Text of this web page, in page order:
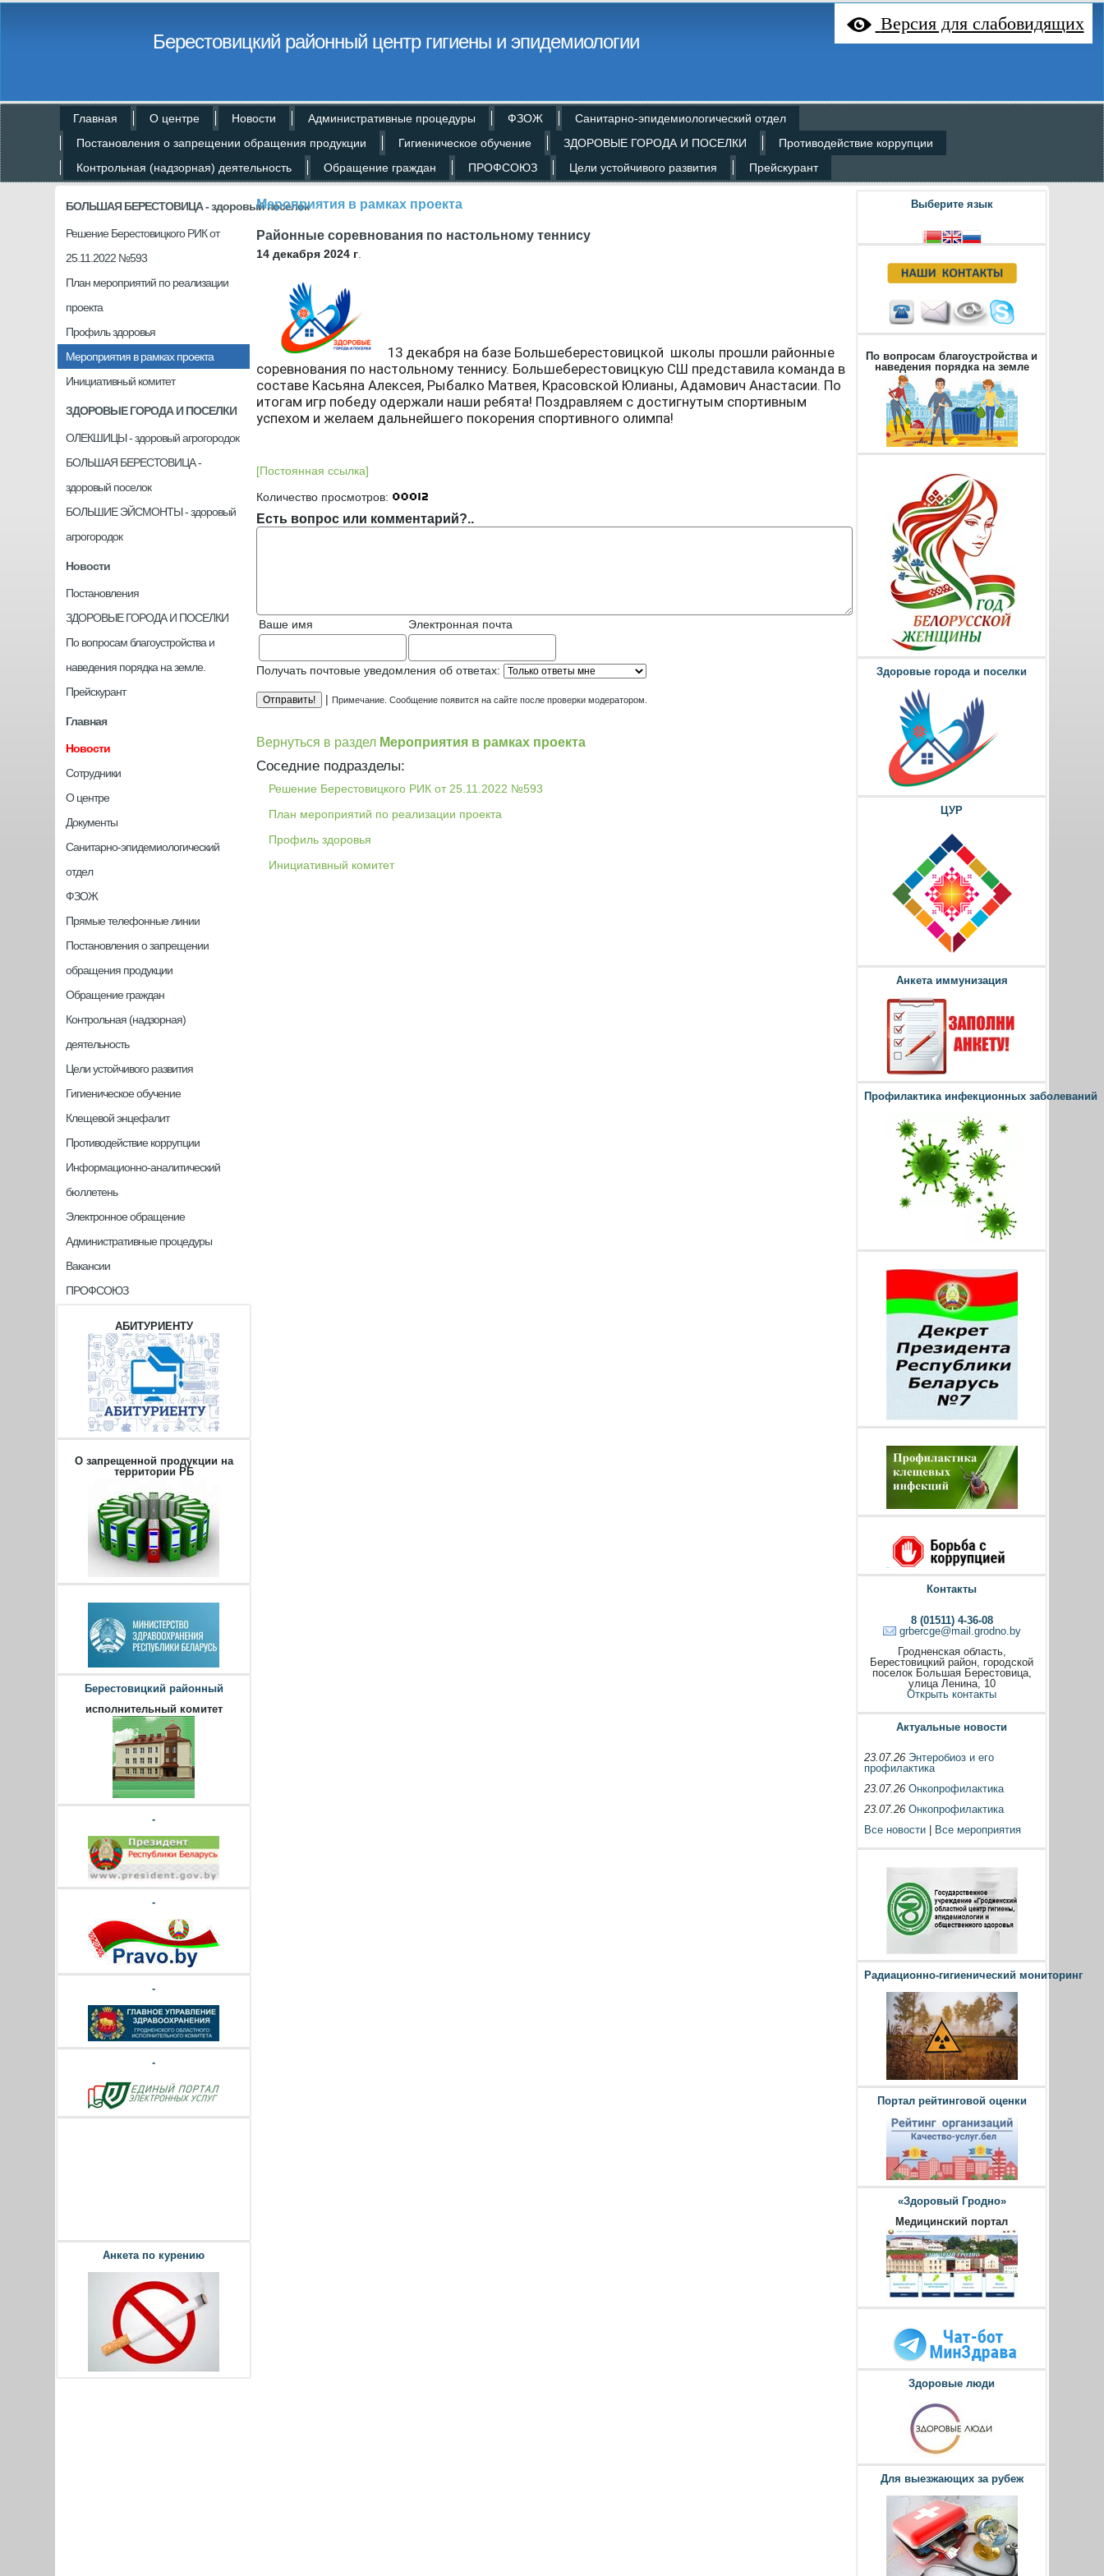
Версия для слабовидящих
Берестовицкий районный центр гигиены и эпидемиологии
Главная О центре Новости Административные процедуры ФЗОЖ
Санитарно-эпидемиологический отдел
Постановления о запрещении обращения продукции
Гигиеническое обучение ЗДОРОВЫЕ ГОРОДА И ПОСЕЛКИ
Противодействие коррупции
Контрольная (надзорная) деятельность
Обращение граждан ПРОФСОЮЗ Цели устойчивого развития Прейскурант
БОЛЬШАЯ БЕРЕСТОВИЦА - здоровый поселок
Решение Берестовицкого РИК от
25.11.2022 №593
План мероприятий по реализации
проекта
Профиль здоровья
Мероприятия в рамках проекта
Инициативный комитет
ЗДОРОВЫЕ ГОРОДА И ПОСЕЛКИ
ОЛЕКШИЦЫ - здоровый агрогородок
БОЛЬШАЯ БЕРЕСТОВИЦА -
здоровый поселок
БОЛЬШИЕ ЭЙСМОНТЫ - здоровый
агрогородок
Новости
Постановления
ЗДОРОВЫЕ ГОРОДА И ПОСЕЛКИ
По вопросам благоустройства и
наведения порядка на земле.
Прейскурант
Главная
Новости
Сотрудники
О центре
Документы
Санитарно-эпидемиологический
отдел
ФЗОЖ
Прямые телефонные линии
Постановления о запрещении
обращения продукции
Обращение граждан
Контрольная (надзорная)
деятельность
Цели устойчивого развития
Гигиеническое обучение
Клещевой энцефалит
Противодействие коррупции
Информационно-аналитический
бюллетень
Электронное обращение
Административные процедуры
Вакансии
ПРОФСОЮЗ
АБИТУРИЕНТУ
О запрещенной продукции на
территории РБ
Берестовицкий районный
исполнительный комитет
-
-
-
-
Анкета по курению
Мероприятия в рамках проекта
Районные соревнования по настольному теннису
14 декабря 2024 г
13 декабря на базе Большеберестовицкой школы прошли районные
соревнования по настольному теннису. Большеберестовицкую СШ представила команда в
составе Касьяна Алексея, Рыбалко Матвея, Красовской Юлианы, Адамович Анастасии. По
итогам игр победу одержали наши ребята! Поздравляем с достигнутым спортивным
успехом и желаем дальнейшего покорения спортивного олимпа!
[Постоянная ссылка]
Количество просмотров:
Есть вопрос или комментарий?..
Ваше имя Электронная почта
Получать почтовые уведомления об ответах:
|Примечание. Сообщение появится на сайте после проверки модератором.
Вернуться в раздел Мероприятия в рамках проекта
Соседние подразделы:
Решение Берестовицкого РИК от 25.11.2022 №593
План мероприятий по реализации проекта
Профиль здоровья
Инициативный комитет
Выберите язык
По вопросам благоустройства и
наведения порядка на земле
Здоровые города и поселки
ЦУР
Анкета иммунизация
Профилактика инфекционных заболеваний
Контакты
8 (01511) 4-36-08
grbercge@mail.grodno.by
Гродненская область,
Берестовицкий район, городской
поселок Большая Берестовица,
улица Ленина, 10
Открыть контакты
Актуальные новости
23.07.26 Энтеробиоз и его
профилактика
23.07.26Онкопрофилактика
23.07.26Онкопрофилактика
Все новости
Все мероприятия
Радиационно-гигиенический мониторинг
Портал рейтинговой оценки
«Здоровый Гродно»
Медицинский портал
Здоровые люди
Для выезжающих за рубеж